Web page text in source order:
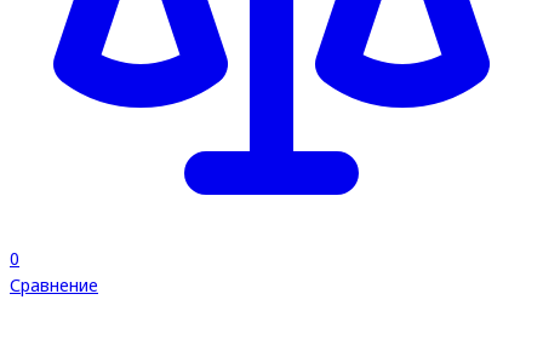
0
Сравнение